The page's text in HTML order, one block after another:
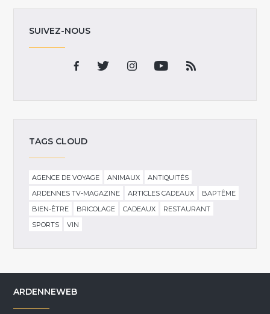
SUIVEZ-NOUS
TAGS CLOUD
AGENCE DE VOYAGE ANIMAUX
ANTIQUITÉS
ARDENNES TV-MAGAZINE
ARTICLES CADEAUX
BAPTÊME
BIEN-ÊTRE
BRICOLAGE CADEAUX
RESTAURANT
SPORTS
VIN
ARDENNEWEB